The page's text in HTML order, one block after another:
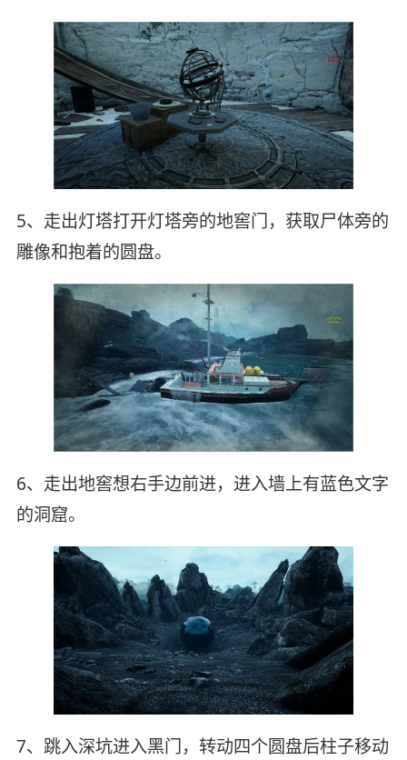
5、走出灯塔打开灯塔旁的地窖门，获取尸体旁的
雕像和抱着的圆盘。
6、走出地窖想右手边前进，进入墙上有蓝色文字
的洞窟。
7、跳入深坑进入黑门，转动四个圆盘后柱子移动